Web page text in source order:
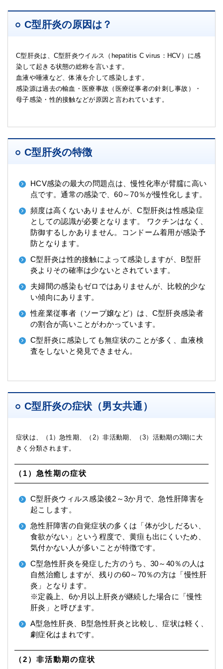
C型肝炎の原因は？
C型肝炎は、C型肝炎ウイルス（hepatitis C virus：HCV）に感
染して起きる状態の総称を言います。
血液や唾液など、体液を介して感染します。
感染源は過去の輸血・医療事故（医療従事者の針刺し事故）・
母子感染・性的接触などが原因と言われています。
C型肝炎の特徴
HCV感染の最大の問題点は、慢性化率が臂臑に高い
点です。通常の感染で、60～70％が慢性化します。
頻度は高くないありませんが、C型肝炎は性感染症
としての認識が必要となります。 ワクチンはなく、
防御するしかありません。コンドーム着用が感染予
防となります。
C型肝炎は性的接触によって感染しますが、B型肝
炎よりその確率は少ないとされています。
夫婦間の感染もゼロではありませんが、比較的少な
い傾向にあります。
性産業従事者（ソープ嬢など）は、C型肝炎感染者
の割合が高いことがわかっています。
C型肝炎に感染しても無症状のことが多く、血液検
査をしないと発見できません。
C型肝炎の症状（男女共通）
症状は、（1）急性期、（2）非活動期、（3）活動期の3期に大
きく分類されます。
（1）急性期の症状
C型肝炎ウィルス感染後2～3か月で、急性肝障害を
起こします。
急性肝障害の自覚症状の多くは「体が少しだるい、
食欲がない」という程度で、黄疸も出にくいため、
気付かない人が多いことが特徴です。
C型急性肝炎を発症した方のうち、30～40％の人は
自然治癒しますが、残りの60～70％の方は「慢性肝
炎」となります。
※定義上、6か月以上肝炎が継続した場合に「慢性
肝炎」と呼びます。
A型急性肝炎、B型急性肝炎と比較し、症状は軽く、
劇症化はまれです。
（2）非活動期の症状